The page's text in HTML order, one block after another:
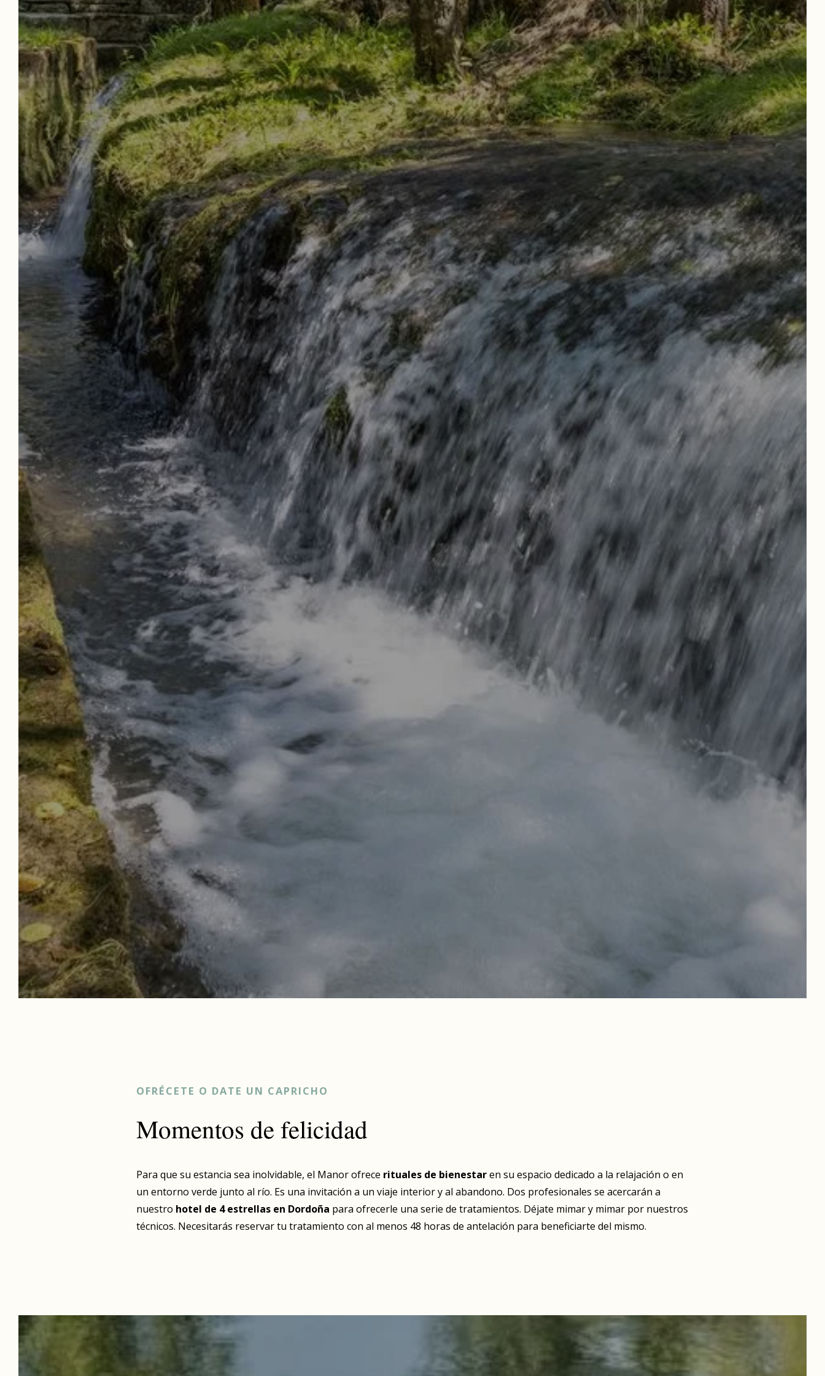
HOTEL NUESTRO HOTEL
NUESTRAS
HABITACIONES
NUESTRAS MESAS
RELAJACIÓN Y
BIENESTAR
OFRÉCETE O DATE UN CAPRICHO
Momentos de felicidad
Para que su estancia sea inolvidable, el Manor ofrece rituales de bienestaren su espacio dedicado a la relajación o en
un entorno verde junto al río. Es una invitación a un viaje interior y al abandono. Dos profesionales se acercarán a
nuestro hotel de 4 estrellas en Dordoña para ofrecerle una serie de tratamientos. Déjate mimar y mimar por nuestros
técnicos. Necesitarás reservar tu tratamiento con al menos 48 horas de antelación para beneficiarte del mismo.